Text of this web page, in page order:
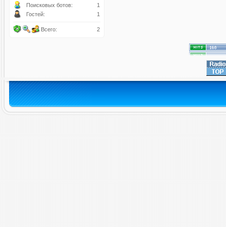
Поисковых ботов:
1
Гостей:
1
Всего: 2